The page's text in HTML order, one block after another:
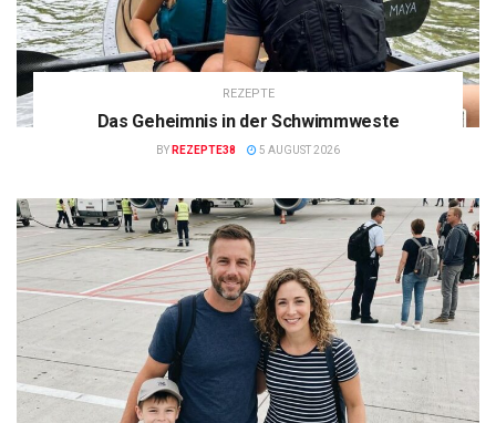
REZEPTE
Das Geheimnis in der Schwimmweste
BY REZEPTE38 5 AUGUST 2026